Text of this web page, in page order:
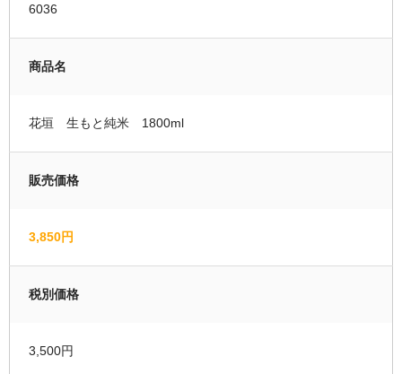
会員登録
カートの中を見る
6036
商品名
花垣 生もと純米 1800ml
販売価格
3,850円
税別価格
3,500円